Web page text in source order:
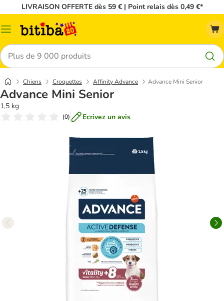
LIVRAISON OFFERTE dès 59 € | Point relais dès 0,49 €*
Menu
Rechercher
Chiens Croquettes Affinity Advance Advance Mini Senior
Advance Mini Senior
1,5 kg
(0) Ecrivez un avis